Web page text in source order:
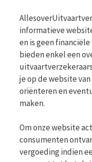
informatieve
en is geen
bieden enkel een
je op de website
oriënteren en
maken.
Om onze website
consumenten
vergoeding indien